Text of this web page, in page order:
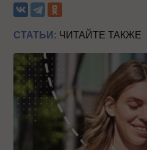
СТАТЬИ: ЧИТАЙТЕ ТАКЖЕ